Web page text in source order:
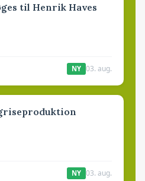
til Henrik Haves
NY 03. aug.
NY 03. aug.